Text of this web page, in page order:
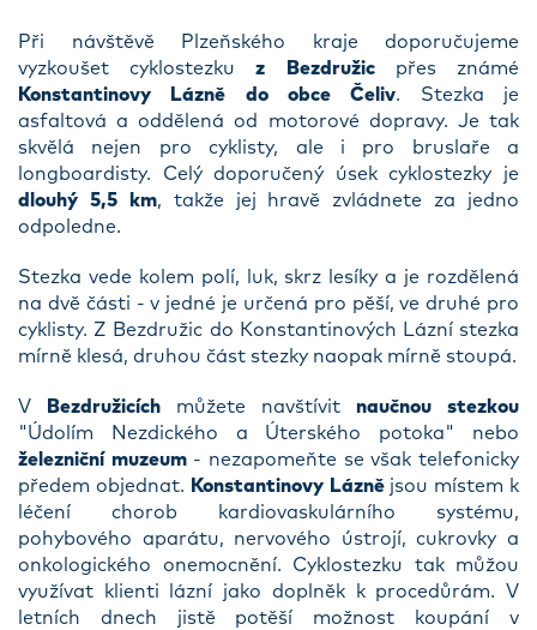
Při návštěvě Plzeňského kraje doporučujeme
vyzkoušet cyklostezkuz Bezdružicpřes známé
Konstantinovy Lázně
do obce Čeliv. Stezka je
asfaltová a oddělená od motorové dopravy. Je tak
skvělá nejen pro cyklisty, ale i pro bruslaře a
longboardisty. Celý doporučený úsek cyklostezky je
dlouhý 5,5 km, takže jej hravě zvládnete za jedno
odpoledne.
Stezka vede kolem polí, luk, skrz lesíky a je rozdělená
na dvě části - v jedné je určená pro pěší, ve druhé pro
cyklisty. Z Bezdružic do Konstantinových Lázní stezka
mírně klesá, druhou část stezky naopak mírně stoupá.
V Bezdružicích můžete navštívit naučnou stezkou
"Údolím Nezdického a Úterského potoka" nebo
železniční muzeum- nezapomeňte se však telefonicky
předem objednat. Konstantinovy Láznějsou místem k
léčení chorob kardiovaskulárního systému,
pohybového aparátu, nervového ústrojí, cukrovky a
onkologického onemocnění. Cyklostezku tak můžou
využívat klienti lázní jako doplněk k procedůrám. V
letních dnech jistě potěší možnost koupání v